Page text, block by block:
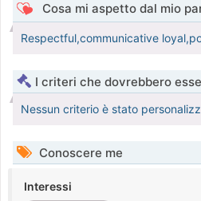
Cosa mi aspetto dal mio
Respectful,communicative
I criteri che dovrebbero
Nessun criterio è stato
Conoscere me
Interessi